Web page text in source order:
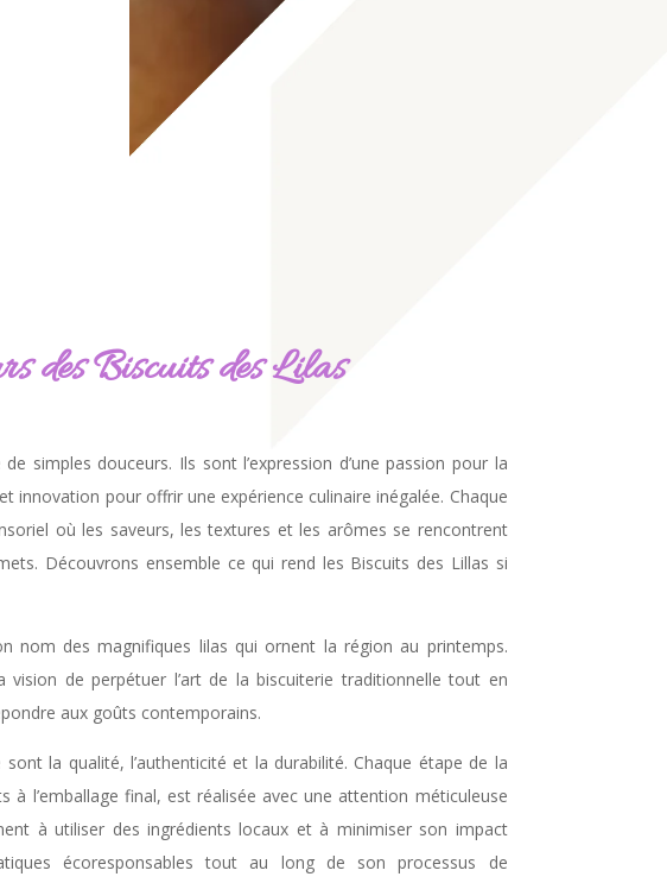
des Biscuits des Lilas
simples douceurs. Ils sont l’expression d’une passion pour la
innovation pour offrir une expérience culinaire inégalée. Chaque
où les saveurs, les textures et les arômes se rencontrent
Découvrons ensemble ce qui rend les Biscuits des Lillas si
nom des magnifiques lilas qui ornent la région au printemps.
vision de perpétuer l’art de la biscuiterie traditionnelle tout en
aux goûts contemporains.
la qualité, l’authenticité et la durabilité. Chaque étape de la
à l’emballage final, est réalisée avec une attention méticuleuse
à utiliser des ingrédients locaux et à minimiser son impact
écoresponsables tout au long de son processus de